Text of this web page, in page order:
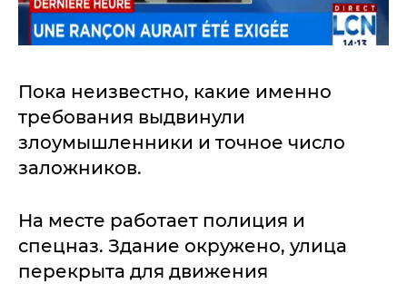
Пока неизвестно, какие именно
требования выдвинули
злоумышленники и точное число
заложников.
На месте работает полиция и
спецназ. Здание окружено, улица
перекрыта для движения